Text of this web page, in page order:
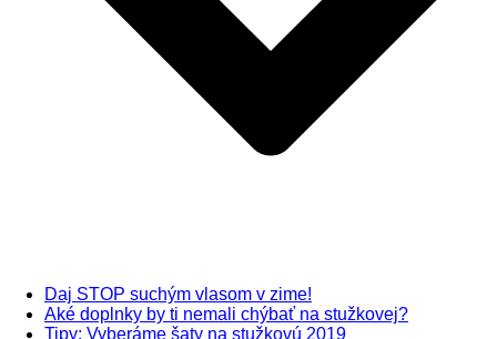
Daj STOP suchým vlasom v zime!
Aké doplnky by ti nemali chýbať na stužkovej?
Tipy: Vyberáme šaty na stužkovú 2019